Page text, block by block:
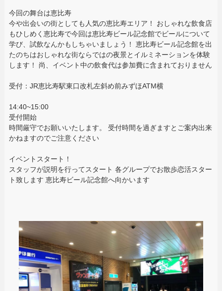
今回の舞台は恵比寿
今や出会いの街としても人気の恵比寿エリア！ おしゃれな飲食店
もひしめく恵比寿で今回は恵比寿ビール記念館でビールについて
学び、試飲なんかもしちゃいましょう！ 恵比寿ビール記念館を出
たのちはおしゃれな街ならではの夜景とイルミネーションを体験
します！ 尚、イベント中の飲食代は参加費に含まれておりません
受付：JR恵比寿駅東口改札左斜め前みずほATM横
14:40~15:00
受付開始
時間厳守でお願いいたします。 受付時間を過ぎますとご案内出来
かねますのでご注意ください
イベントスタート！
スタッフが説明を行ってスタート 各グループでお散歩恋活スター
ト致します 恵比寿ビール記念館へ向かいます